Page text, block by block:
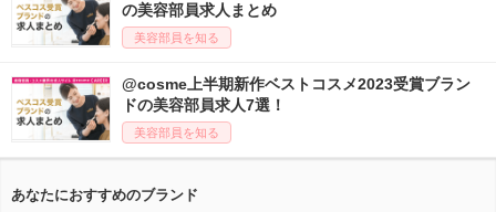
の美容部員求人まとめ
美容部員を知る
@cosme上半期新作ベストコスメ2023受賞ブラン
ドの美容部員求人7選！
美容部員を知る
あなたにおすすめのブランド